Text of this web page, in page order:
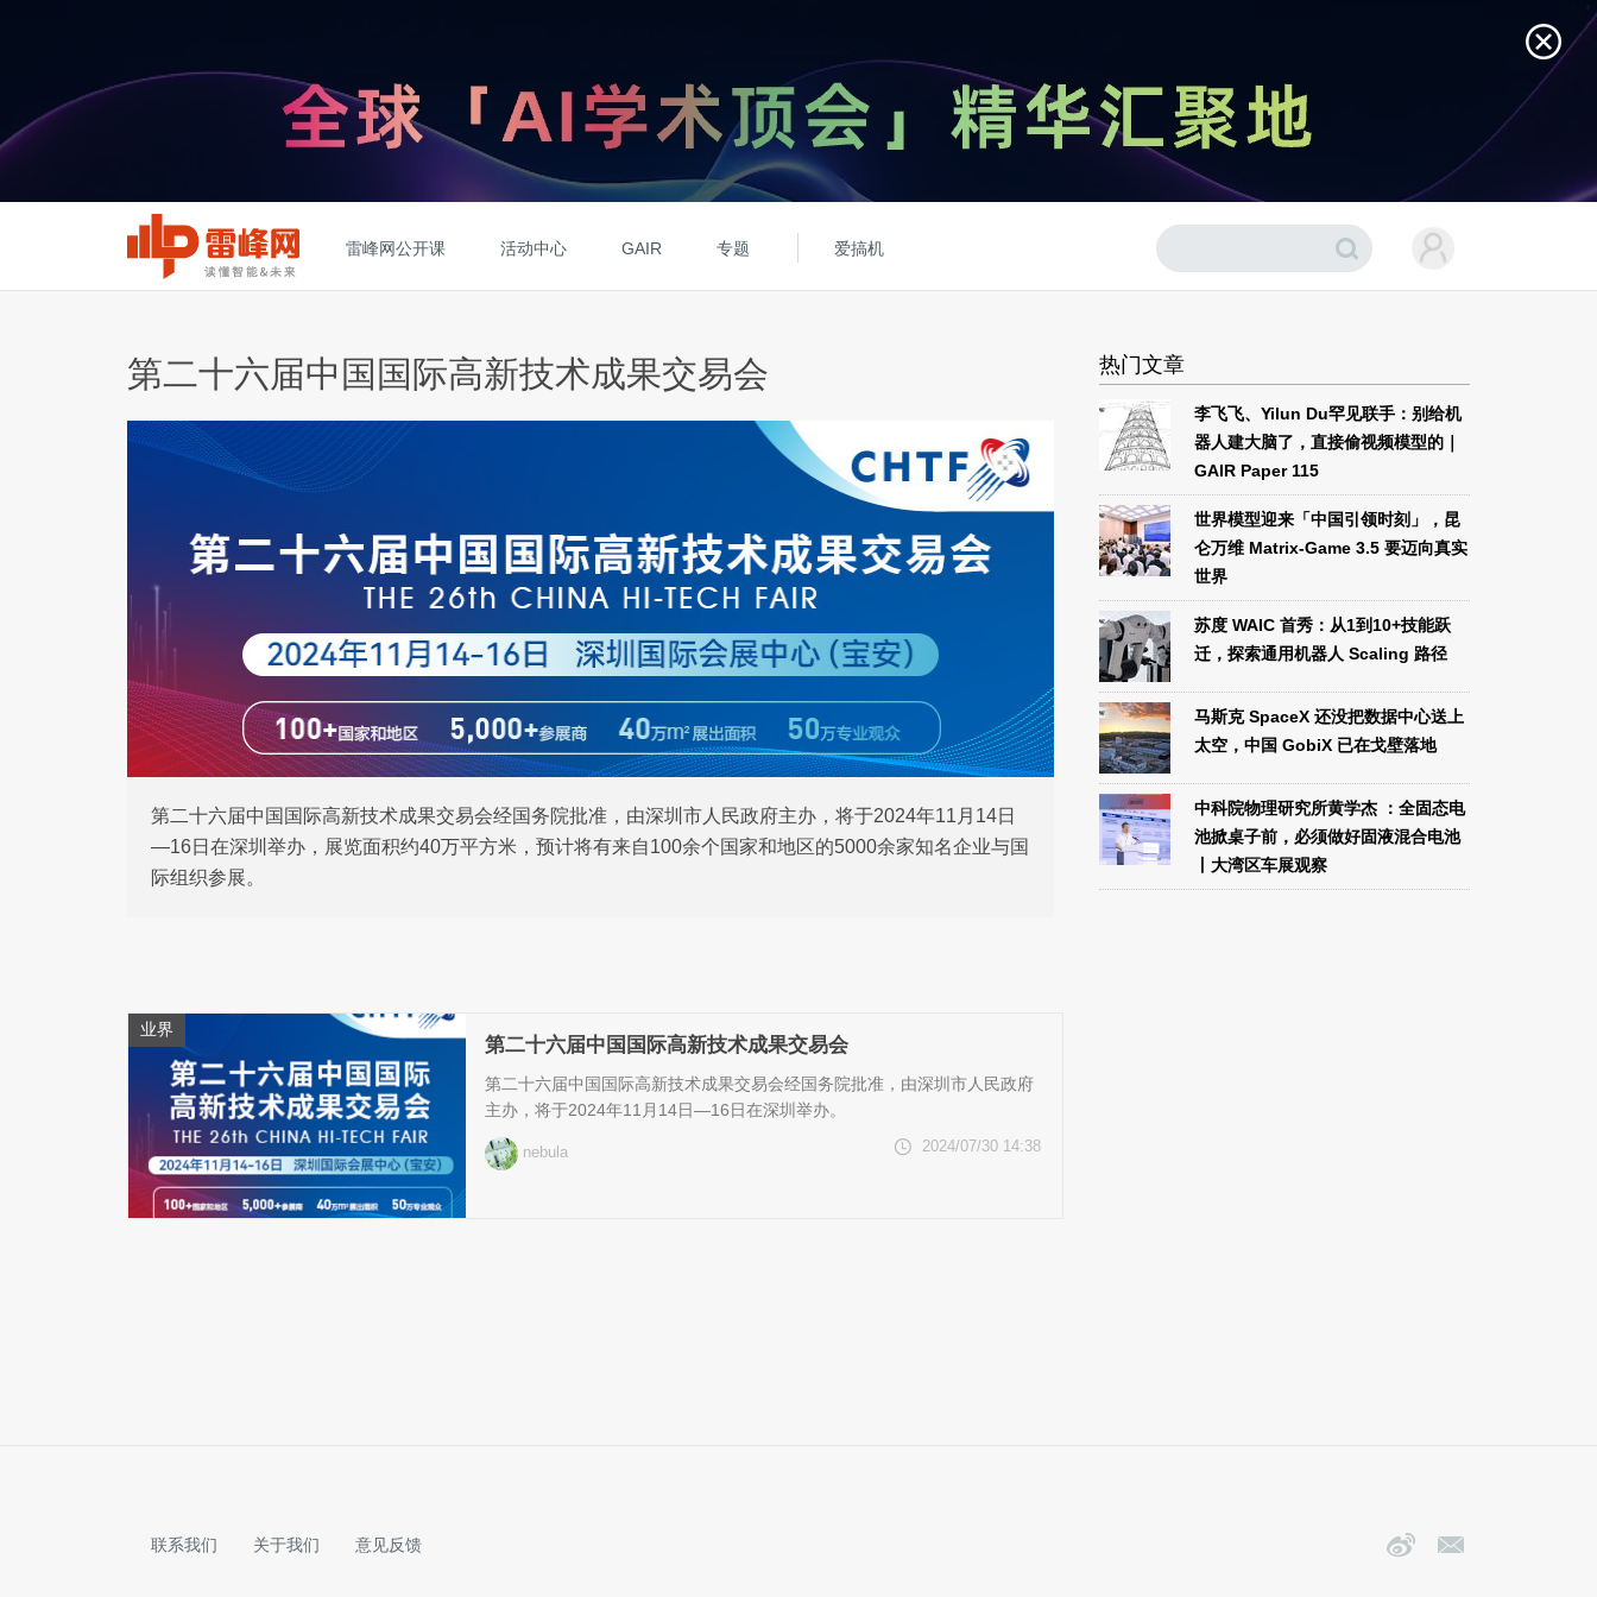
雷峰网公开课 活动中心 GAIR 专题 爱搞机
第二十六届中国国际高新技术成果交易会
第二十六届中国国际高新技术成果交易会经国务院批准，由深圳市人民政府主办，将于2024年11月14日
—16日在深圳举办，展览面积约40万平方米，预计将有来自100余个国家和地区的5000余家知名企业与国
际组织参展。
业界
第二十六届中国国际高新技术成果交易会
第二十六届中国国际高新技术成果交易会经国务院批准，由深圳市人民政府
主办，将于2024年11月14日—16日在深圳举办。
nebula 2024/07/30 14:38
热门文章
李飞飞、Yilun Du罕见联手：别给机
器人建大脑了，直接偷视频模型的｜
GAIR Paper 115
世界模型迎来「中国引领时刻」，昆
仑万维 Matrix-Game 3.5 要迈向真实
世界
苏度 WAIC 首秀：从1到10+技能跃
迁，探索通用机器人 Scaling 路径
马斯克 SpaceX 还没把数据中心送上
太空，中国 GobiX 已在戈壁落地
中科院物理研究所黄学杰 ：全固态电
池掀桌子前，必须做好固液混合电池
丨大湾区车展观察
联系我们 关于我们 意见反馈